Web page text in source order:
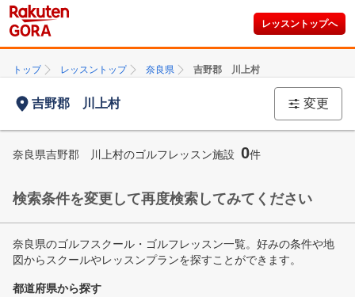
レッスントップへ
トップ レッスントップ 奈良県 吉野郡 川上村
吉野郡 川上村 変更
奈良県吉野郡 川上村のゴルフレッスン施設 0件
検索条件を変更して再度検索してみてください
奈良県のゴルフスクール・ゴルフレッスン一覧。好みの条件や地
図からスクールやレッスンプランを探すことができます。
都道府県から探す